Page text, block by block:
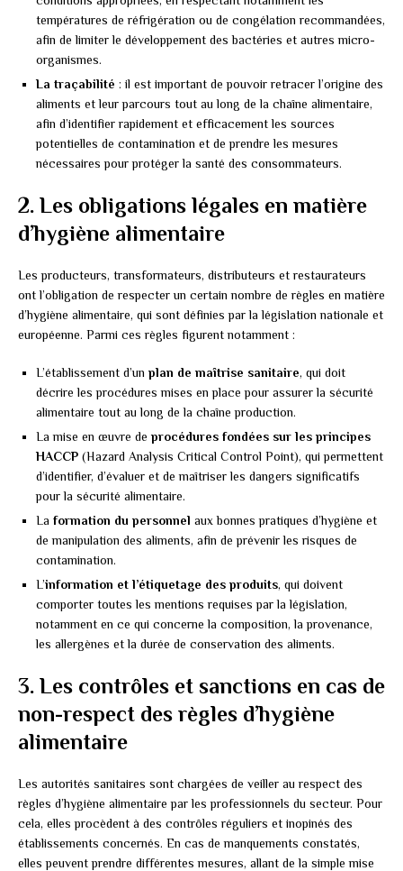
températures de réfrigération ou de congélation recommandées,
afin de limiter le développement des bactéries et autres micro-
organismes.
La traçabilité : il est important de pouvoir retracer l’origine des
aliments et leur parcours tout au long de la chaîne alimentaire,
afin d’identifier rapidement et efficacement les sources
potentielles de contamination et de prendre les mesures
nécessaires pour protéger la santé des consommateurs.
2. Les obligations légales en matière
d’hygiène alimentaire
Les producteurs, transformateurs, distributeurs et restaurateurs
ont l’obligation de respecter un certain nombre de règles en matière
d’hygiène alimentaire, qui sont définies par la législation nationale et
européenne. Parmi ces règles figurent notamment :
L’établissement d’un plan de maîtrise sanitaire, qui doit
décrire les procédures mises en place pour assurer la sécurité
alimentaire tout au long de la chaîne production.
La mise en œuvre de procédures fondées sur les principes
HACCP (Hazard Analysis Critical Control Point), qui permettent
d’identifier, d’évaluer et de maîtriser les dangers significatifs
pour la sécurité alimentaire.
La formation du personnel aux bonnes pratiques d’hygiène et
de manipulation des aliments, afin de prévenir les risques de
contamination.
L’information et l’étiquetage des produits, qui doivent
comporter toutes les mentions requises par la législation,
notamment en ce qui concerne la composition, la provenance,
les allergènes et la durée de conservation des aliments.
3. Les contrôles et sanctions en cas de
non-respect des règles d’hygiène
alimentaire
Les autorités sanitaires sont chargées de veiller au respect des
règles d’hygiène alimentaire par les professionnels du secteur. Pour
cela, elles procèdent à des contrôles réguliers et inopinés des
établissements concernés. En cas de manquements constatés,
elles peuvent prendre différentes mesures, allant de la simple mise